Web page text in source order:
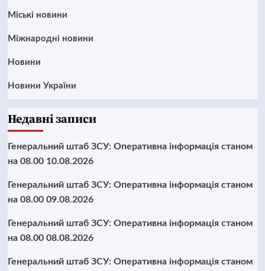
Mіські новини
Міжнародні новини
Новини
Новини України
Недавні записи
Генеральний штаб ЗСУ: Оперативна інформація станом
на 08.00 10.08.2026
Генеральний штаб ЗСУ: Оперативна інформація станом
на 08.00 09.08.2026
Генеральний штаб ЗСУ: Оперативна інформація станом
на 08.00 08.08.2026
Генеральний штаб ЗСУ: Оперативна інформація станом